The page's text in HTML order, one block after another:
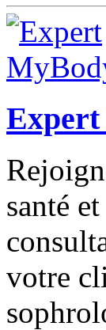
santé
votre